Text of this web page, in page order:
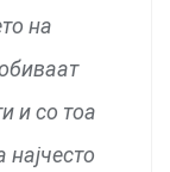
на
и со тоа
најчесто